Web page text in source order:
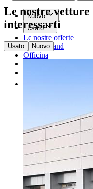
Nuovo
Usato
Le nostre offerte
I nostri brand
Officina
Le nostre vetture
interessarti
Usato Nuovo